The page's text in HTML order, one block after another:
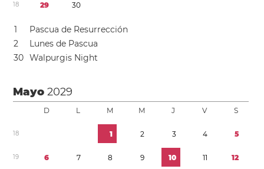
18 29 30
1
Pascua de Resurrección
2
Lunes de Pascua
30 Walpurgis Night
Mayo2029
D L M M J V S
18 1 2 3 4 5
19 6 7 8 9 10 11 12